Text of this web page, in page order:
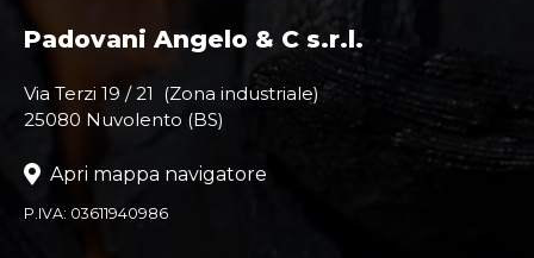
Padovani Angelo & C s.r.l.
Via Terzi 19 / 21 (Zona industriale)
25080 Nuvolento (BS)
Apri mappa navigatore
P.IVA: 03611940986